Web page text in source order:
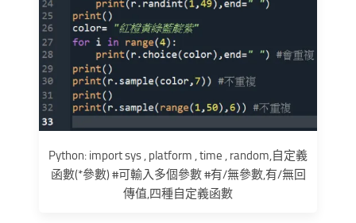
Python: import sys , platform , time , random,自定義
函數(*參數) #可輸入多個參數 #有/無參數,有/無回
傳值,四種自定義函數